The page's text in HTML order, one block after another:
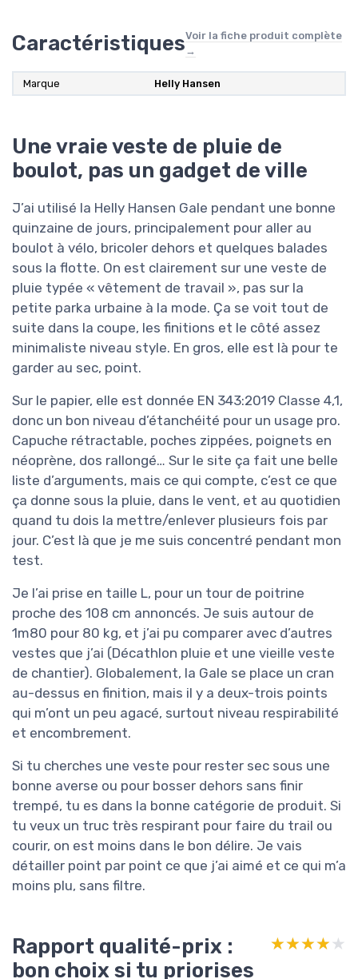
CaractéristiquesVoir la fiche produit complète
→
Marque Helly Hansen
Une vraie veste de pluie de
boulot, pas un gadget de ville
J’ai utilisé la Helly Hansen Gale pendant une bonne
quinzaine de jours, principalement pour aller au
boulot à vélo, bricoler dehors et quelques balades
sous la flotte. On est clairement sur une veste de
pluie typée « vêtement de travail », pas sur la
petite parka urbaine à la mode. Ça se voit tout de
suite dans la coupe, les finitions et le côté assez
minimaliste niveau style. En gros, elle est là pour te
garder au sec, point.
Sur le papier, elle est donnée EN 343:2019 Classe 4,1,
donc un bon niveau d’étanchéité pour un usage pro.
Capuche rétractable, poches zippées, poignets en
néoprène, dos rallongé… Sur le site ça fait une belle
liste d’arguments, mais ce qui compte, c’est ce que
ça donne sous la pluie, dans le vent, et au quotidien
quand tu dois la mettre/enlever plusieurs fois par
jour. C’est là que je me suis concentré pendant mon
test.
Je l’ai prise en taille L, pour un tour de poitrine
proche des 108 cm annoncés. Je suis autour de
1m80 pour 80 kg, et j’ai pu comparer avec d’autres
vestes que j’ai (Décathlon pluie et une vieille veste
de chantier). Globalement, la Gale se place un cran
au-dessus en finition, mais il y a deux-trois points
qui m’ont un peu agacé, surtout niveau respirabilité
et encombrement.
Si tu cherches une veste pour rester sec sous une
bonne averse ou pour bosser dehors sans finir
trempé, tu es dans la bonne catégorie de produit. Si
tu veux un truc très respirant pour faire du trail ou
courir, on est moins dans le bon délire. Je vais
détailler point par point ce que j’ai aimé et ce qui m’a
moins plu, sans filtre.
Rapport qualité-prix :
bon choix si tu priorises
★★★★★
★★★★★